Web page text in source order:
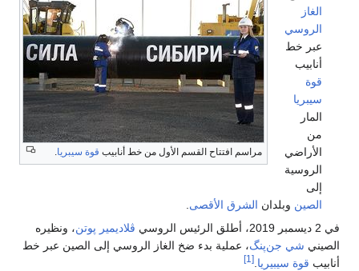
مراسم افتتاح القسم الأول من خط أنابيب قوة سيبريا.
الغاز
الروسي
عبر خط
أنابيب
قوة
سيبريا
المار
من
الأراضي
الروسية
إلى
الصين وبلدان الشرق الأقصى
في 2 ديسمبر 2019، أطلق الرئيس الروسي
ڤلاديمير پوتن، ونظيره
الصيني شي جن‌پنگ، عملية بدء ضخ الغاز الروسي إلى الصين عبر خط
أنابيب قوة سيبيريا [1]